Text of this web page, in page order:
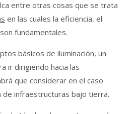
entre otras cosas que se trata
en las cuales la eficiencia, el
fundamentales.
básicos de iluminación, un
ir dirigiendo hacia las
que considerar en el caso
de infraestructuras bajo tierra.